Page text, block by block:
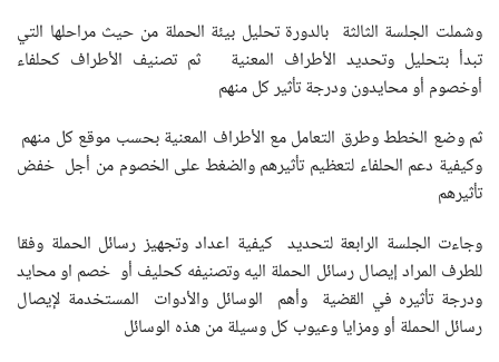
وشملت الجلسة الثالثة بالدورة تحليل بيئة الحملة من حيث مراحلها التي
تبدأ بتحليل وتحديد الأطراف المعنية ثم تصنيف الأطراف كحلفاء
أوخصوم أو محايدون ودرجة تأثير كل منهم
ثم وضع الخطط وطرق التعامل مع الأطراف المعنية بحسب موقع كل منهم
وكيفية دعم الحلفاء لتعظيم تأثيرهم والضغط على الخصوم من أجل خفض
تأثيرهم
وجاءت الجلسة الرابعة لتحديد كيفية اعداد وتجهيز رسائل الحملة وفقا
للطرف المراد إيصال رسائل الحملة اليه وتصنيفه كحليف أو خصم او محايد
ودرجة تأثيره في القضية وأهم الوسائل والأدوات المستخدمة لإيصال
رسائل الحملة أو ومزايا وعيوب كل وسيلة من هذه الوسائل